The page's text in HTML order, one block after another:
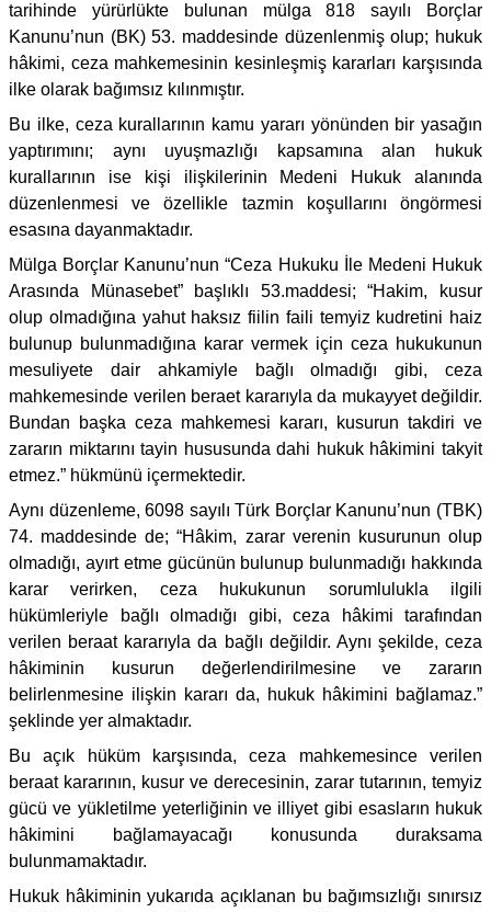
tarihinde yürürlükte bulunan mülga 818 sayılı Borçlar
Kanunu’nun (BK) 53. maddesinde düzenlenmiş olup; hukuk
hâkimi, ceza mahkemesinin kesinleşmiş kararları karşısında
ilke olarak bağımsız kılınmıştır.
Bu ilke, ceza kurallarının kamu yararı yönünden bir yasağın
yaptırımını; aynı uyuşmazlığı kapsamına alan hukuk
kurallarının ise kişi ilişkilerinin Medeni Hukuk alanında
düzenlenmesi ve özellikle tazmin koşullarını öngörmesi
esasına dayanmaktadır.
Mülga Borçlar Kanunu’nun “Ceza Hukuku İle Medeni Hukuk
Arasında Münasebet” başlıklı 53.maddesi; “Hakim, kusur
olup olmadığına yahut haksız fiilin faili temyiz kudretini haiz
bulunup bulunmadığına karar vermek için ceza hukukunun
mesuliyete dair ahkamiyle bağlı olmadığı gibi, ceza
mahkemesinde verilen beraet kararıyla da mukayyet değildir.
Bundan başka ceza mahkemesi kararı, kusurun takdiri ve
zararın miktarını tayin hususunda dahi hukuk hâkimini takyit
etmez.” hükmünü içermektedir.
Aynı düzenleme, 6098 sayılı Türk Borçlar Kanunu’nun (TBK)
74. maddesinde de; “Hâkim, zarar verenin kusurunun olup
olmadığı, ayırt etme gücünün bulunup bulunmadığı hakkında
karar verirken, ceza hukukunun sorumlulukla ilgili
hükümleriyle bağlı olmadığı gibi, ceza hâkimi tarafından
verilen beraat kararıyla da bağlı değildir. Aynı şekilde, ceza
hâkiminin kusurun değerlendirilmesine ve zararın
belirlenmesine ilişkin kararı da, hukuk hâkimini bağlamaz.”
şeklinde yer almaktadır.
Bu açık hüküm karşısında, ceza mahkemesince verilen
beraat kararının, kusur ve derecesinin, zarar tutarının, temyiz
gücü ve yükletilme yeterliğinin ve illiyet gibi esasların hukuk
hâkimini bağlamayacağı konusunda duraksama
bulunmamaktadır.
Hukuk hâkiminin yukarıda açıklanan bu bağımsızlığı sınırsız